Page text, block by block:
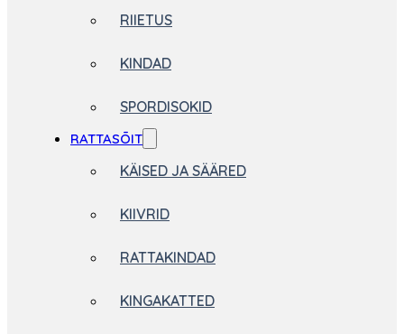
RIIETUS
KINDAD
SPORDISOKID
RATTASÕIT
KÄISED JA SÄÄRED
KIIVRID
RATTAKINDAD
KINGAKATTED